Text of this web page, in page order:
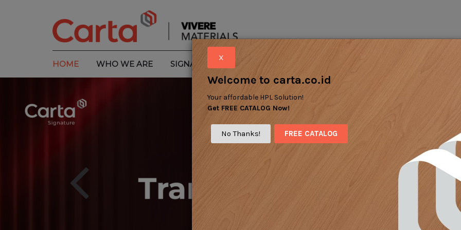
Welcome to carta.co.id
Your affordable HPL Solution!
Get FREE CATALOG Now!
No Thanks! FREE CATALOG
HOME WHO WE ARE SIGNATURE LAMINATES